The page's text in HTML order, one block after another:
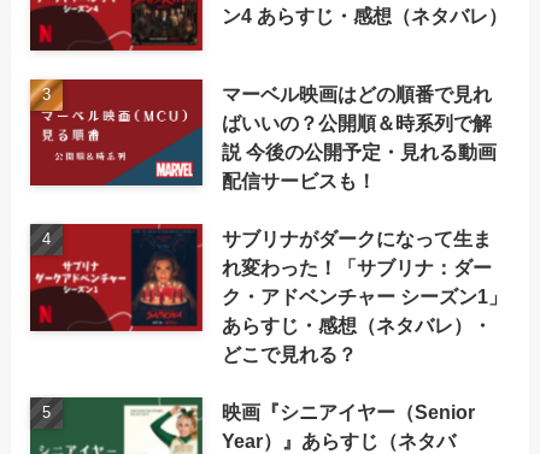
ン4 あらすじ・感想（ネタバレ）
マーベル映画はどの順番で見れ
ばいいの？公開順＆時系列で解
説 今後の公開予定・見れる動画
配信サービスも！
サブリナがダークになって生ま
れ変わった！「サブリナ：ダー
ク・アドベンチャー シーズン1」
あらすじ・感想（ネタバレ）・
どこで見れる？
映画『シニアイヤー（Senior
Year）』あらすじ（ネタバ